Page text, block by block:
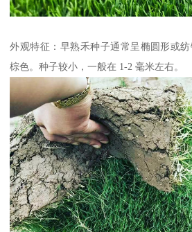
外观特征：早熟禾种子通常呈椭圆形或
棕色。种子较小，一般在 1-2 毫米左右。